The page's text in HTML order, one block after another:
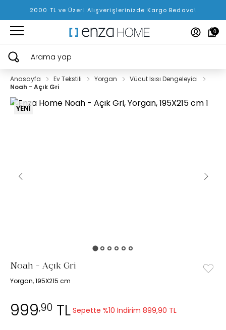
2000 TL ve Üzeri Alışverişlerinizde Kargo Bedava!
0
Arama yap
Anasayfa Ev Tekstili Yorgan
Vücut Isısı Dengeleyici
Noah - Açık Gri
YENİ
Noah - Açık Gri
Yorgan, 195X215 cm
999,90 TL Sepette %10 İndirim 899,90 TL